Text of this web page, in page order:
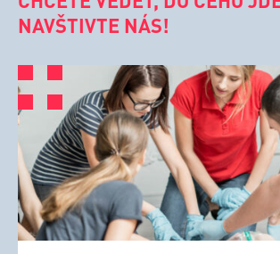
NAVŠTIVTE NÁS!